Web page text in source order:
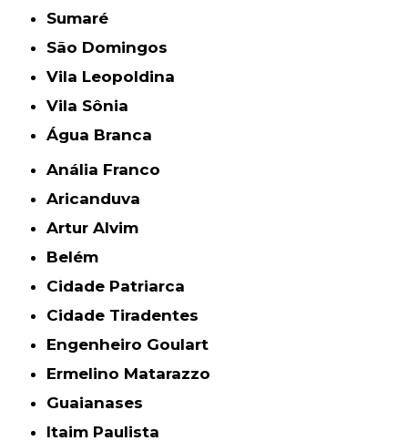
Sumaré
São Domingos
Vila Leopoldina
Vila Sônia
Água Branca
Anália Franco
Aricanduva
Artur Alvim
Belém
Cidade Patriarca
Cidade Tiradentes
Engenheiro Goulart
Ermelino Matarazzo
Guaianases
Itaim Paulista